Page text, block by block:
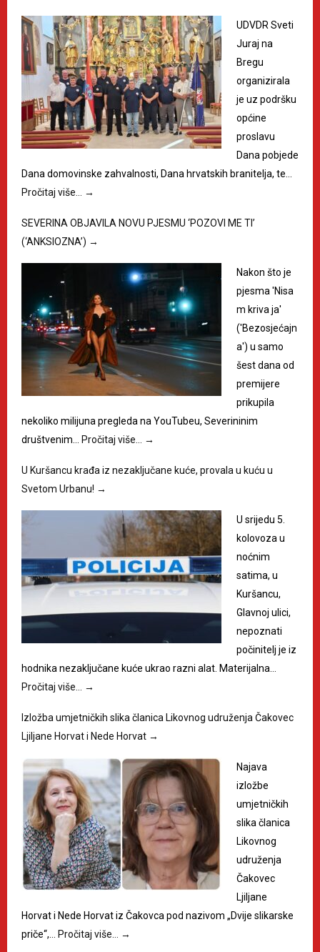
UDVDR Sveti
Juraj na
Bregu
organizirala
je uz podršku
općine
proslavu
Dana pobjede
Dana domovinske zahvalnosti, Dana hrvatskih branitelja, te…
Pročitaj više… →
SEVERINA OBJAVILA NOVU PJESMU ‘POZOVI ME TI’
(‘ANKSIOZNA’) →
Nakon što je
pjesma 'Nisa
m kriva ja'
('Bezosjećajn
a') u samo
šest dana od
premijere
prikupila
nekoliko milijuna pregleda na YouTubeu, Severininim
društvenim… Pročitaj više… →
U Kuršancu krađa iz nezaključane kuće, provala u kuću u
Svetom Urbanu! →
U srijedu 5.
kolovoza u
noćnim
satima, u
Kuršancu,
Glavnoj ulici,
nepoznati
počinitelj je iz
hodnika nezaključane kuće ukrao razni alat. Materijalna…
Pročitaj više… →
Izložba umjetničkih slika članica Likovnog udruženja Čakovec
Ljiljane Horvat i Nede Horvat →
Najava
izložbe
umjetničkih
slika članica
Likovnog
udruženja
Čakovec
Ljiljane
Horvat i Nede Horvat iz Čakovca pod nazivom „Dvije slikarske
priče“,… Pročitaj više… →